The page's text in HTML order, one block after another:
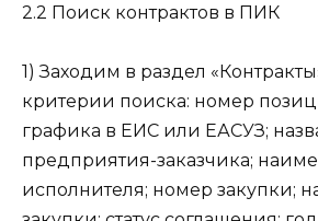
2.2 Поиск контрактов в ПИК
1) Заходим в раздел
критерии поиска: номер
графика в ЕИС или ЕАСУЗ;
предприятия-заказчика;
исполнителя; номер закупки;